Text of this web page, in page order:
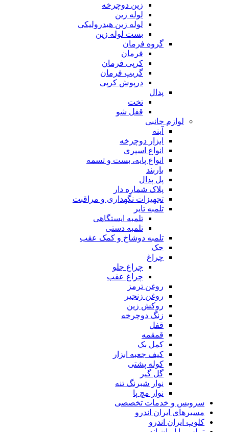
زین دوچرخه
لوله زین
لوله زین هیدرولیکی
بست لوله زین
گروه فرمان
فرمان
کرپی فرمان
گریپ فرمان
درپوش کرپی
پدال
تخت
قفل شو
لوازم جانبی
آینه
ابزار دوچرخه
انواع اسپری
انواع پایه، بست و تسمه
باربند
پل پدال
پلاک شماره دار
تجهیزات نگهداری و مراقبت
تلمبه تایر
تلمبه ایستگاهی
تلمبه دستی
تلمبه دوشاخ و کمک عقب
جک
چراغ
چراغ جلو
چراغ عقب
روغن ترمز
روغن زنجیر
روکش زین
زنگ دوچرخه
قفل
قمقمه
کمل بک
کیف جعبه ابزار
کوله پشتی
گل گیر
نوار شبرنگ تنه
نوار مچ پا
سرویس و خدمات تخصصی
مسیرهای ایران اندرو
کلوپ ایران اندرو